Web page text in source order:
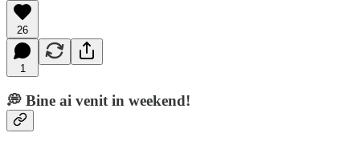
26
1
💭 Bine ai venit in weekend!